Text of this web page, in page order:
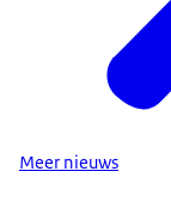
Meer nieuws